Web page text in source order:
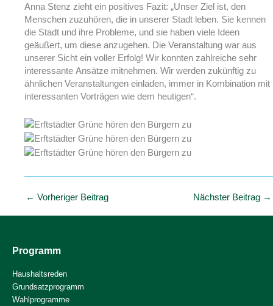
Anna Stenz zieht ein positives Fazit: „Unser Ziel ist, den
Menschen zuzuhören, die in unserer Stadt leben. Sie kennen
die Stadt und ihre Probleme, und sie haben viele Ideen
geäußert, um diese anzugehen. Die Veranstaltung war aus
unserer Sicht ein voller Erfolg! Wir konnten zahlreiche sehr
interessante Ansätze mitnehmen. Wir werden zukünftig zu
ähnlichen Veranstaltungen einladen, immer in Kombination mit
interessanten Vorträgen wie dem heutigen“.
← Vorheriger Beitrag Nächster Beitrag →
Programm
Haushaltsreden
Grundsatzprogramm
Wahlprogramme